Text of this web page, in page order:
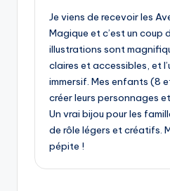
Je viens de recevoir les
Magique et c’est un
illustrations sont
claires et accessibles, et
immersif. Mes enfants (8
créer leurs personnages
Un vrai bijou pour les
de rôle légers et créatifs.
pépite !